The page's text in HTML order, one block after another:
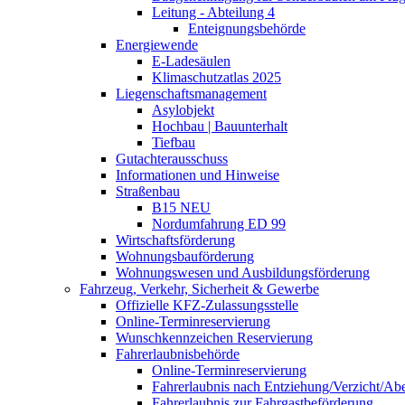
Leitung - Abteilung 4
Enteignungsbehörde
Energiewende
E-Ladesäulen
Klimaschutzatlas 2025
Liegenschaftsmanagement
Asylobjekt
Hochbau | Bauunterhalt
Tiefbau
Gutachterausschuss
Informationen und Hinweise
Straßenbau
B15 NEU
Nordumfahrung ED 99
Wirtschaftsförderung
Wohnungsbauförderung
Wohnungswesen und Ausbildungsförderung
Fahrzeug, Verkehr, Sicherheit & Gewerbe
Offizielle KFZ-Zulassungsstelle
Online-Terminreservierung
Wunschkennzeichen Reservierung
Fahrerlaubnisbehörde
Online-Terminreservierung
Fahrerlaubnis nach Entziehung/Verzicht/